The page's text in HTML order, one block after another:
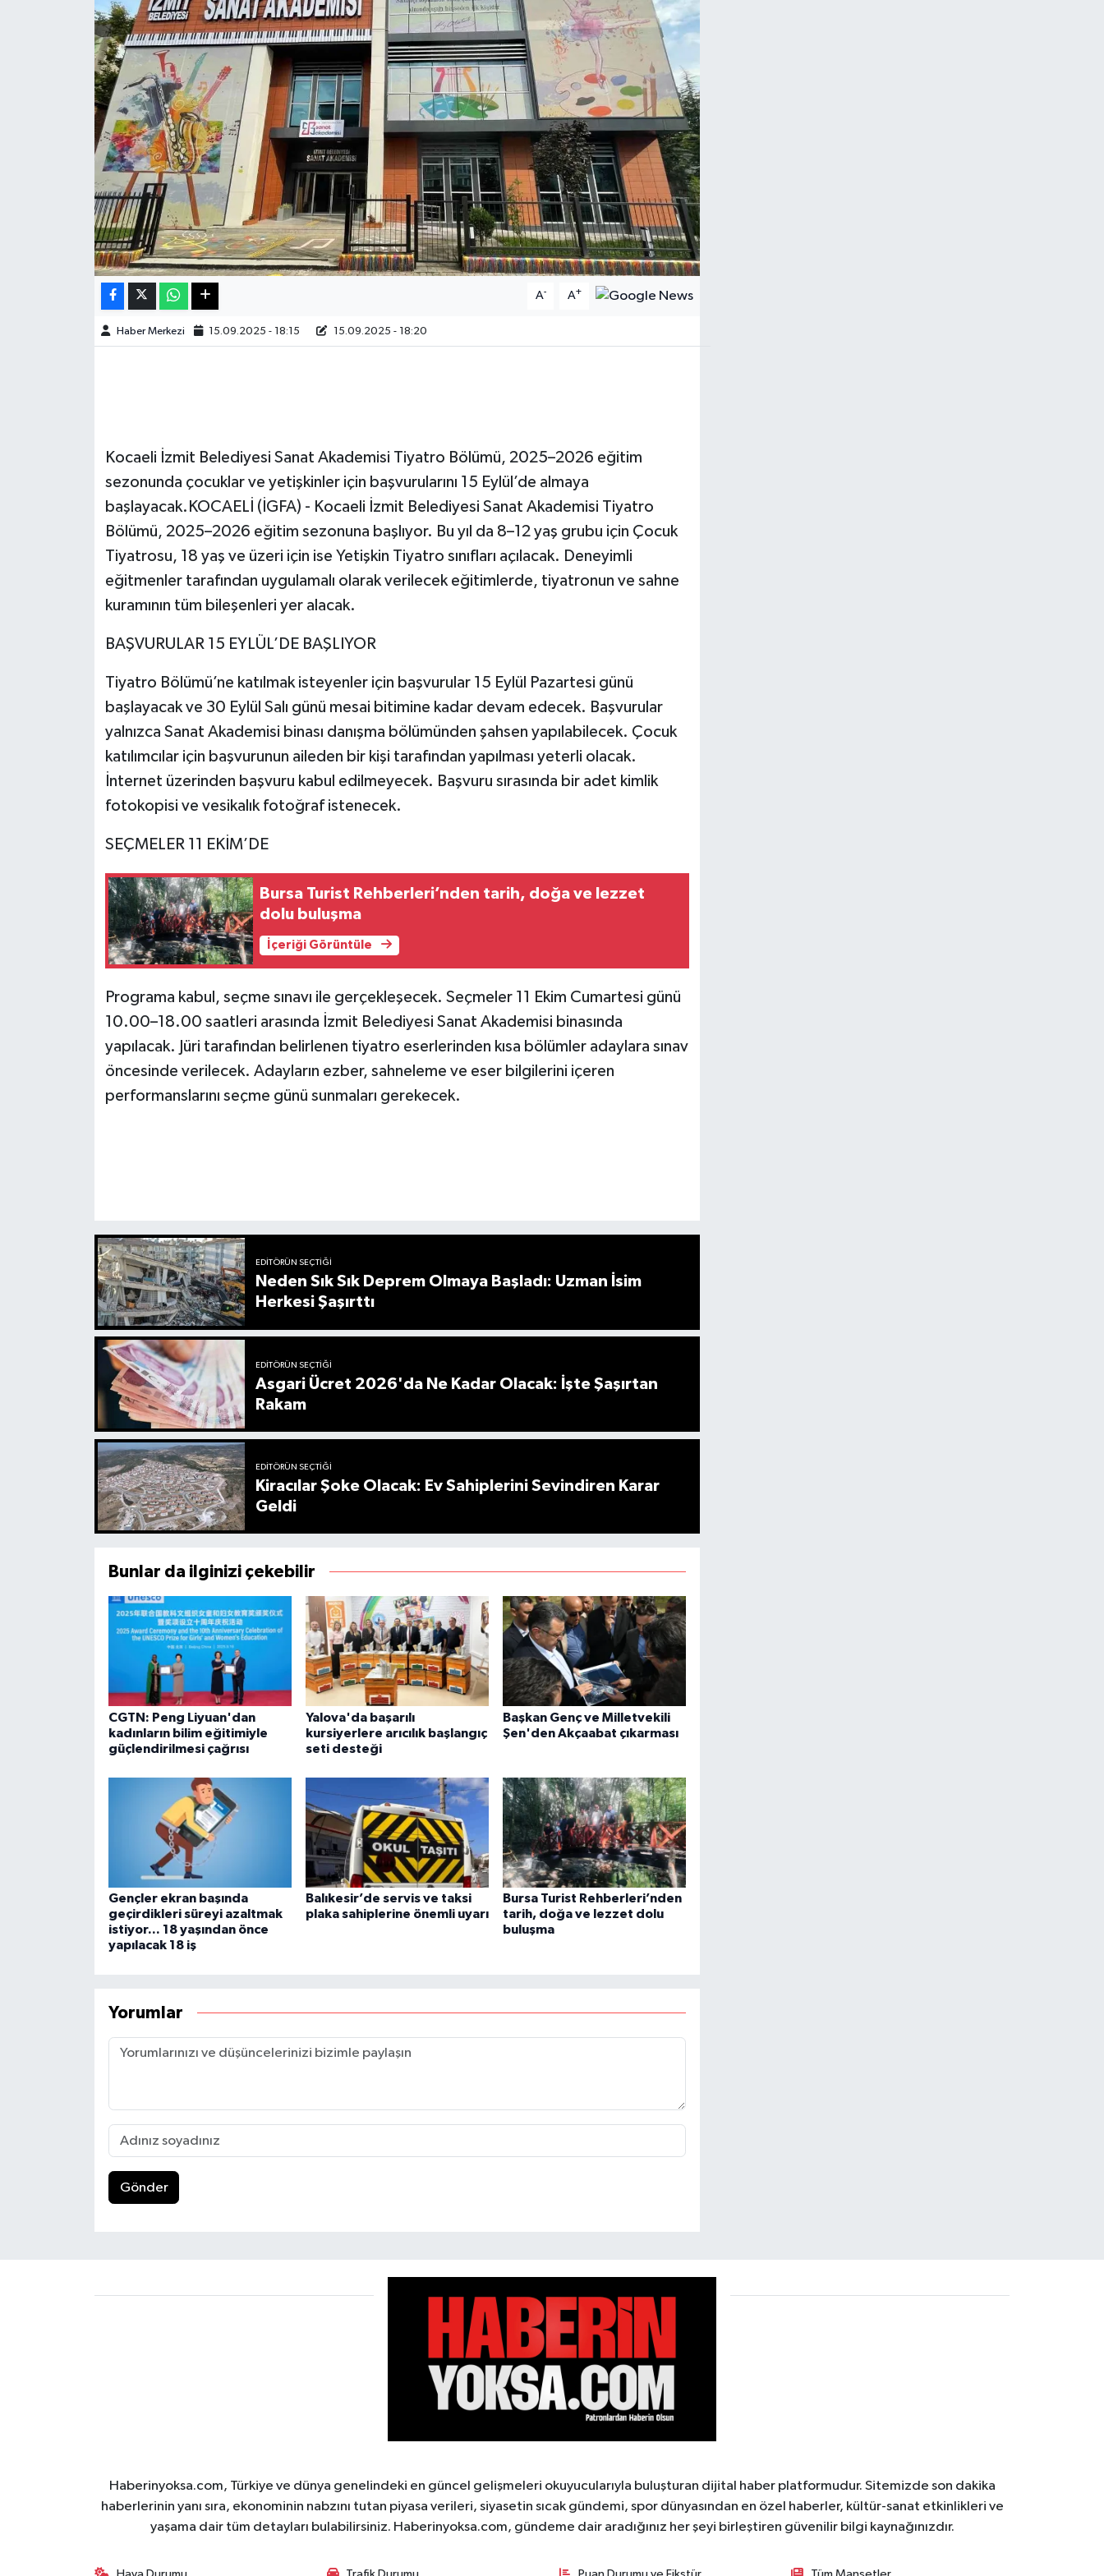
A- A+
Haber Merkezi 15.09.2025 - 18:15 15.09.2025 - 18:20
Kocaeli İzmit Belediyesi Sanat Akademisi Tiyatro Bölümü, 2025–2026 eğitim
sezonunda çocuklar ve yetişkinler için başvurularını 15 Eylül’de almaya
başlayacak.KOCAELİ (İGFA) - Kocaeli İzmit Belediyesi Sanat Akademisi Tiyatro
Bölümü, 2025–2026 eğitim sezonuna başlıyor. Bu yıl da 8–12 yaş grubu için Çocuk
Tiyatrosu, 18 yaş ve üzeri için ise Yetişkin Tiyatro sınıfları açılacak. Deneyimli
eğitmenler tarafından uygulamalı olarak verilecek eğitimlerde, tiyatronun ve sahne
kuramının tüm bileşenleri yer alacak.
BAŞVURULAR 15 EYLÜL’DE BAŞLIYOR
Tiyatro Bölümü’ne katılmak isteyenler için başvurular 15 Eylül Pazartesi günü
başlayacak ve 30 Eylül Salı günü mesai bitimine kadar devam edecek. Başvurular
yalnızca Sanat Akademisi binası danışma bölümünden şahsen yapılabilecek. Çocuk
katılımcılar için başvurunun aileden bir kişi tarafından yapılması yeterli olacak.
İnternet üzerinden başvuru kabul edilmeyecek. Başvuru sırasında bir adet kimlik
fotokopisi ve vesikalık fotoğraf istenecek.
SEÇMELER 11 EKİM’DE
Bursa Turist Rehberleri’nden tarih, doğa ve lezzet
dolu buluşma
İçeriği Görüntüle
Programa kabul, seçme sınavı ile gerçekleşecek. Seçmeler 11 Ekim Cumartesi günü
10.00–18.00 saatleri arasında İzmit Belediyesi Sanat Akademisi binasında
yapılacak. Jüri tarafından belirlenen tiyatro eserlerinden kısa bölümler adaylara sınav
öncesinde verilecek. Adayların ezber, sahneleme ve eser bilgilerini içeren
performanslarını seçme günü sunmaları gerekecek.
EDITÖRÜN SEÇTIĞI
Neden Sık Sık Deprem Olmaya Başladı: Uzman İsim
Herkesi Şaşırttı
EDITÖRÜN SEÇTIĞI
Asgari Ücret 2026'da Ne Kadar Olacak: İşte Şaşırtan
Rakam
EDITÖRÜN SEÇTIĞI
Kiracılar Şoke Olacak: Ev Sahiplerini Sevindiren Karar
Geldi
Bunlar da ilginizi çekebilir
CGTN: Peng Liyuan'dan
kadınların bilim eğitimiyle
güçlendirilmesi çağrısı
Yalova'da başarılı
kursiyerlere arıcılık başlangıç
seti desteği
Başkan Genç ve Milletvekili
Şen'den Akçaabat çıkarması
Gençler ekran başında
geçirdikleri süreyi azaltmak
istiyor... 18 yaşından önce
yapılacak 18 iş
Balıkesir’de servis ve taksi
plaka sahiplerine önemli uyarı
Bursa Turist Rehberleri’nden
tarih, doğa ve lezzet dolu
buluşma
Yorumlar
Gönder
Haberinyoksa.com, Türkiye ve dünya genelindeki en güncel gelişmeleri okuyucularıyla buluşturan dijital haber platformudur. Sitemizde son dakika
haberlerinin yanı sıra, ekonominin nabzını tutan piyasa verileri, siyasetin sıcak gündemi, spor dünyasından en özel haberler, kültür-sanat etkinlikleri ve
yaşama dair tüm detayları bulabilirsiniz. Haberinyoksa.com, gündeme dair aradığınız her şeyi birleştiren güvenilir bilgi kaynağınızdır.
Teknoloji